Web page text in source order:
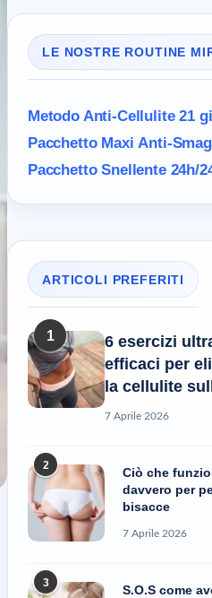
LE NOSTRE ROUTINE
Metodo Anti-Cellulite21
Pacchetto MaxiAnti-
Pacchetto Snellente 24h/
ARTICOLI PREFERITI
1
6 esercizi
efficaci per
la cellulite
pancia
7 Aprile 2026
2
Ciò che
davvero per
bisacce
7 Aprile 2026
3
S.O.S come